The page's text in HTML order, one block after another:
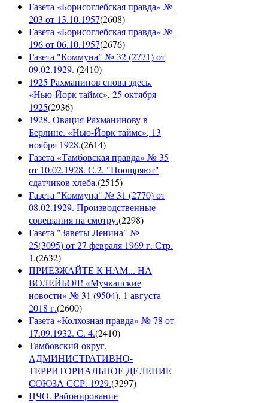
Газета «Борисоглебская правда» №
203 от 13.10.1957(2608)
Газета «Борисоглебская правда» №
196 от 06.10.1957(2676)
Газета "Коммуна" № 32 (2771) от
09.02.1929. (2410)
1925 Рахманинов снова здесь.
«Нью-Йорк таймс», 25 октября
1925(2936)
1928. Овация Рахманинову в
Берлине. «Нью-Йорк таймс», 13
ноября 1928.(2614)
Газета «Тамбовская правда» № 35
от 10.02.1928. С.2. "Поощряют"
сдатчиков хлеба.(2515)
Газета "Коммуна" № 31 (2770) от
08.02.1929. Производственные
совещания на смотру.(2298)
Газета "Заветы Ленина" №
25(3095) от 27 февраля 1969 г. Стр.
1.(2632)
ПРИЕЗЖАЙТЕ К НАМ... НА
ВОЛЕЙБОЛ! «Мучкапские
новости» № 31 (9504), 1 августа
2018 г.(2600)
Газета «Колхозная правда» № 78 от
17.09.1932. С. 4.(2410)
Тамбовский округ.
АДМИНИСТРАТИВНО-
ТЕРРИТОРИАЛЬНОЕ ДЕЛЕНИЕ
СОЮЗА ССР. 1929.(3297)
ЦЧО. Районирование